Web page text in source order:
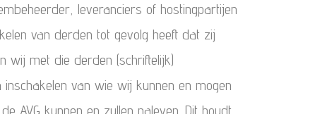
leveranciers of hostingpartijen
van derden tot gevolg heeft dat zij
wij met die derden (schriftelijk)
van wie wij kunnen en mogen
AVG kunnen en zullen naleven. Dit houdt